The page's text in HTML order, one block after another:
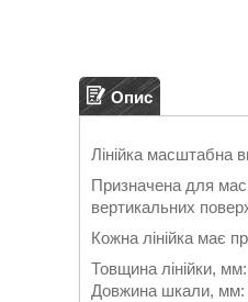
Опис
Лінійка масштабна
Призначена для
вертикальних
Кожна лінійка має
Товщина лінійки, мм:
Довжина шкали, мм: